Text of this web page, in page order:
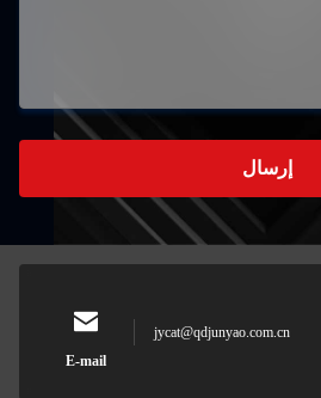
إرسال
E-mail
jycat@qdjunyao.com.cn